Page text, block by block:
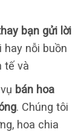
bạn gửi lời
hay nỗi buồn
tế và
bán hoa
. Chúng tôi
hoa chia